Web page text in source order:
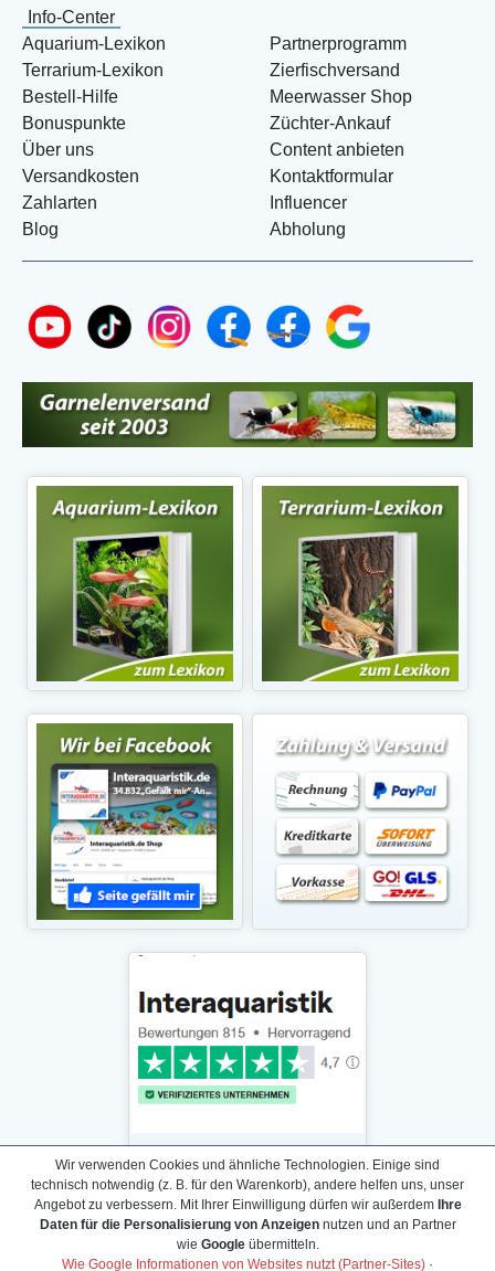
Info-Center
Aquarium-Lexikon
Terrarium-Lexikon
Bestell-Hilfe
Bonuspunkte
Über uns
Versandkosten
Zahlarten
Blog
Partnerprogramm
Zierfischversand
Meerwasser Shop
Züchter-Ankauf
Content anbieten
Kontaktformular
Influencer
Abholung
Daten­schutz­erklärung
Widerrufs­recht /Widerrufs­formular
Wir verwenden Cookies und ähnliche Technologien. Einige sind
technisch notwendig (z. B. für den Warenkorb), andere helfen uns, unser
Angebot zu verbessern. Mit Ihrer Einwilligung dürfen wir außerdem Ihre
Daten für die Personalisierung von Anzeigennutzen und an Partner
wie Googleübermitteln.
Wie Google Informationen von Websites nutzt (Partner-Sites) ·